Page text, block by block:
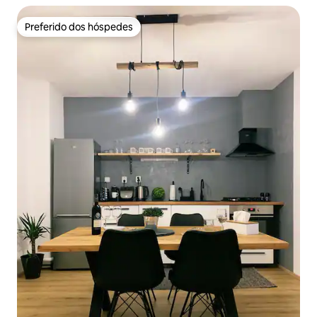
Preferido dos hóspedes
Preferido dos hóspedes